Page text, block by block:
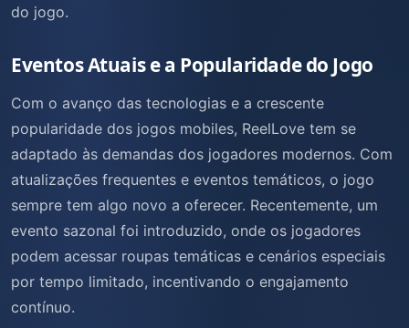
do jogo.
Eventos Atuais e a Popularidade do Jogo
Com o avanço das tecnologias e a crescente
popularidade dos jogos mobiles, ReelLove tem se
adaptado às demandas dos jogadores modernos. Com
atualizações frequentes e eventos temáticos, o jogo
sempre tem algo novo a oferecer. Recentemente, um
evento sazonal foi introduzido, onde os jogadores
podem acessar roupas temáticas e cenários especiais
por tempo limitado, incentivando o engajamento
contínuo.